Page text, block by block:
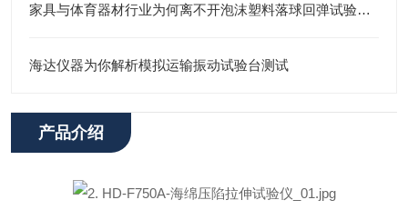
家具与体育器材行业为何离不开泡沫塑料落球回弹试验仪？
海达仪器为你解析模拟运输振动试验台测试
产品介绍